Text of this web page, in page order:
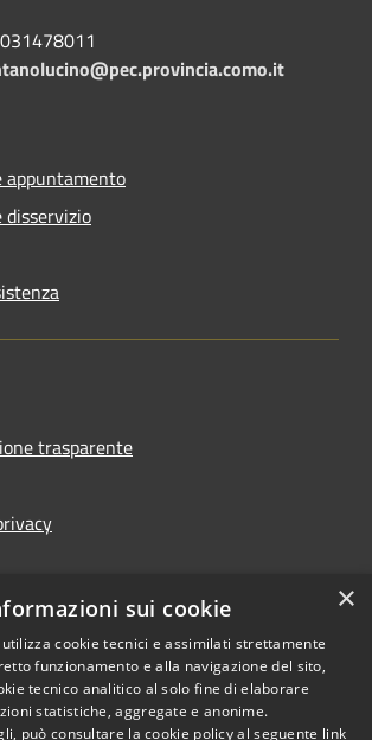
appuntamento
disservizio
trasparente
di accessibilità
Copyright © 2026 • Comune di
×
sui cookie
cookie tecnici e assimilati strettamente
funzionamento e alla navigazione del sito,
tecnico analitico al solo fine di elaborare
statistiche, aggregate e anonime.
può consultare la cookie policy al seguente link